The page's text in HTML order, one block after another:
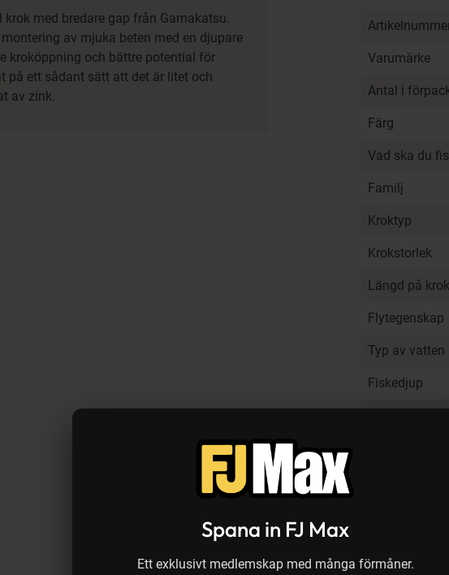
Spana in FJ Max
Ett exklusivt medlemskap med många förmåner.
med bredare gap från Gamakatsu.
av mjuka beten med en djupare
kroköppning och bättre potential för
på ett sådant sätt att det är litet och
av zink.
Varumärke
Antal i
Färg
Vad ska du
Familj
Kroktyp
Krokstorlek
Längd på
Flytegenskap
Typ av vatten
Fiskedjup